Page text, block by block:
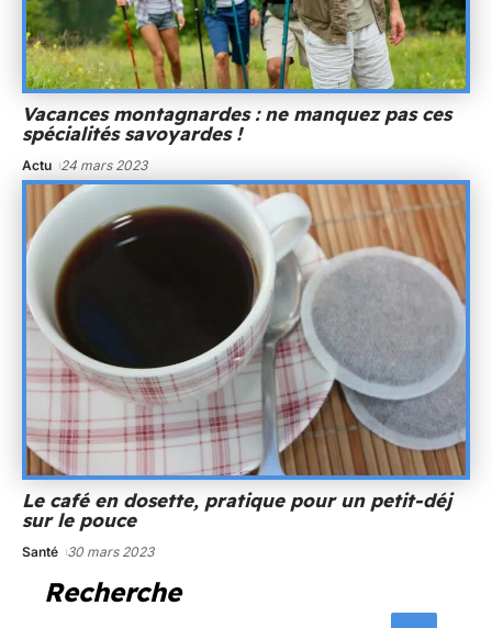
Vacances montagnardes : ne manquez pas ces
spécialités savoyardes !
Actu 24 mars 2023
Le café en dosette, pratique pour un petit-déj
sur le pouce
Santé 30 mars 2023
Recherche